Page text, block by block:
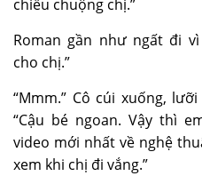
chiều chuộng chị.”
Roman gần như ngất đi vì
cho chị.”
“Mmm.” Cô cúi xuống,
“Cậu bé ngoan. Vậy thì
video mới nhất về nghệ
xem khi chị đi vắng.”